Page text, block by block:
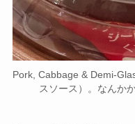
Pork, Cabbage & Demi-
スソース）。なんか